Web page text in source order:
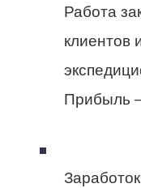
Работа
клиентов
Прибыль